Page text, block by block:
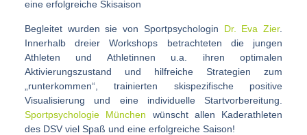
eine erfolgreiche Skisaison
Begleitet wurden sie von Sportpsychologin Dr. Eva Zier.
Innerhalb dreier Workshops betrachteten die jungen
Athleten und Athletinnen u.a. ihren optimalen
Aktivierungszustand und hilfreiche Strategien zum
„runterkommen“, trainierten skispezifische positive
Visualisierung und eine individuelle Startvorbereitung.
Sportpsychologie München wünscht allen Kaderathleten
des DSV viel Spaß und eine erfolgreiche Saison!